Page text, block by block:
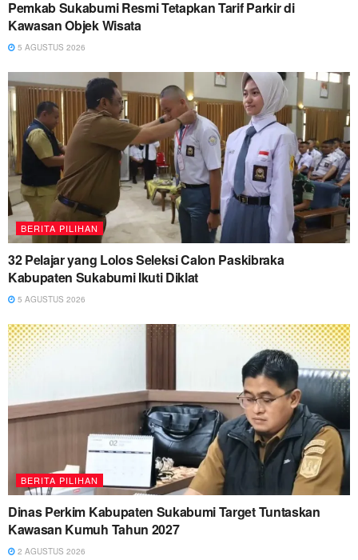
Pemkab Sukabumi Resmi Tetapkan Tarif Parkir di
Kawasan Objek Wisata
5 AGUSTUS 2026
BERITA PILIHAN
32 Pelajar yang Lolos Seleksi Calon Paskibraka
Kabupaten Sukabumi Ikuti Diklat
5 AGUSTUS 2026
BERITA PILIHAN
Dinas Perkim Kabupaten Sukabumi Target Tuntaskan
Kawasan Kumuh Tahun 2027
2 AGUSTUS 2026